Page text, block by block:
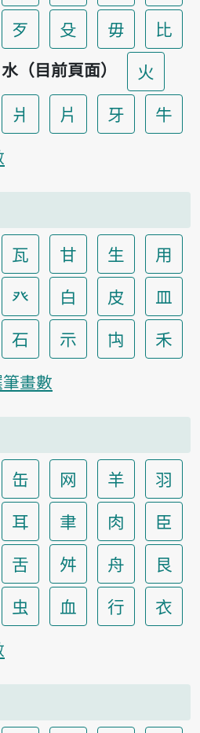
歹 殳 毋
比
水（目前頁面）
火
爿 片 牙
牛
瓦 甘 生
用
癶 白 皮
皿
石 示 禸
禾
畫數
缶 网 羊
羽
耳 聿 肉
臣
舌 舛 舟
艮
虫 血 行
衣